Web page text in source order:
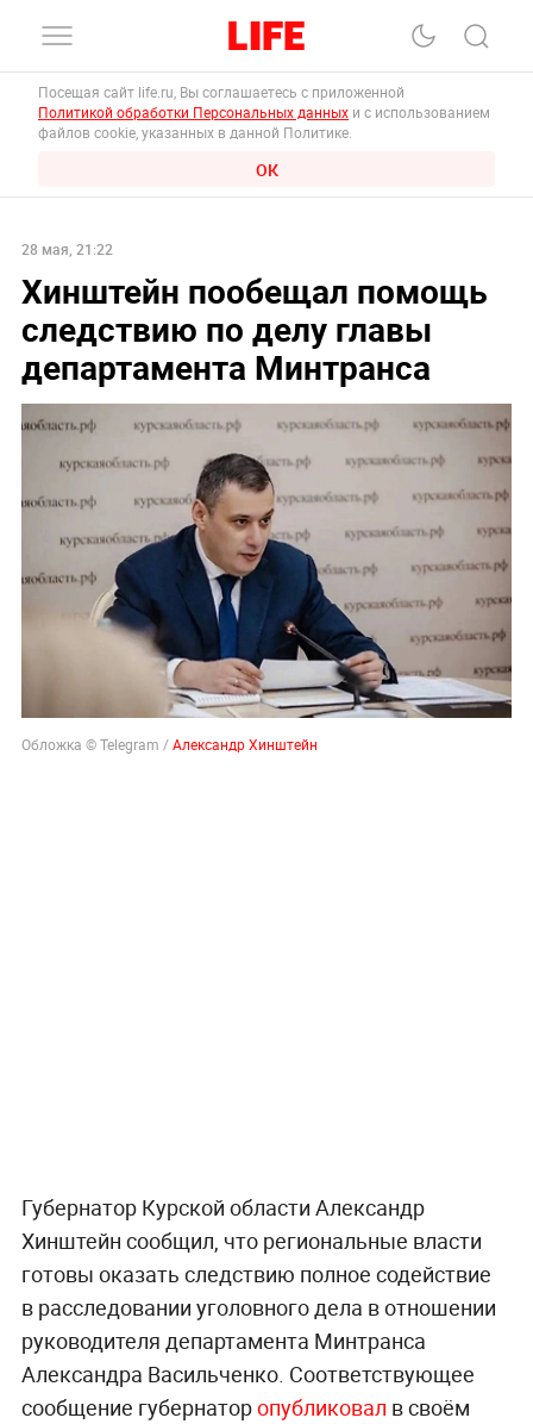
Посещая сайт life.ru, Вы соглашаетесь с приложенной
Политикой обработки Персональных данных и с использованием
файлов cookie, указанных в данной Политике.
ОК
28 мая, 21:22
Хинштейн пообещал помощь
следствию по делу главы
департамента Минтранса
Обложка © Telegram /Александр Хинштейн
Губернатор Курской области Александр
Хинштейн сообщил, что региональные власти
готовы оказать следствию полное содействие
в расследовании уголовного дела в отношении
руководителя департамента Минтранса
Александра Васильченко. Соответствующее
сообщение губернаторопубликовал в своём